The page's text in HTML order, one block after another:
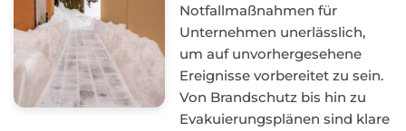
Notfallmaßnahmen für
Unternehmen unerlässlich,
um auf unvorhergesehene
Ereignisse vorbereitet zu sein.
Von Brandschutz bis hin zu
Evakuierungsplänen sind klare